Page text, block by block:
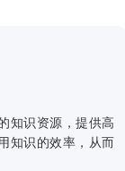
知识资源，提供高
知识的效率，从而